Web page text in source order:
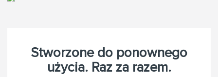
Stworzone do ponownego
użycia. Raz za razem.